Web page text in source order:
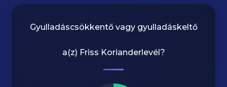
Gyulladáscsökkentő vagy gyulladáskeltő
a(z) Friss Korianderlevél?